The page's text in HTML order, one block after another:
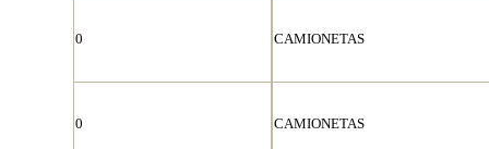
0 CAMIONETAS
0 CAMIONETAS